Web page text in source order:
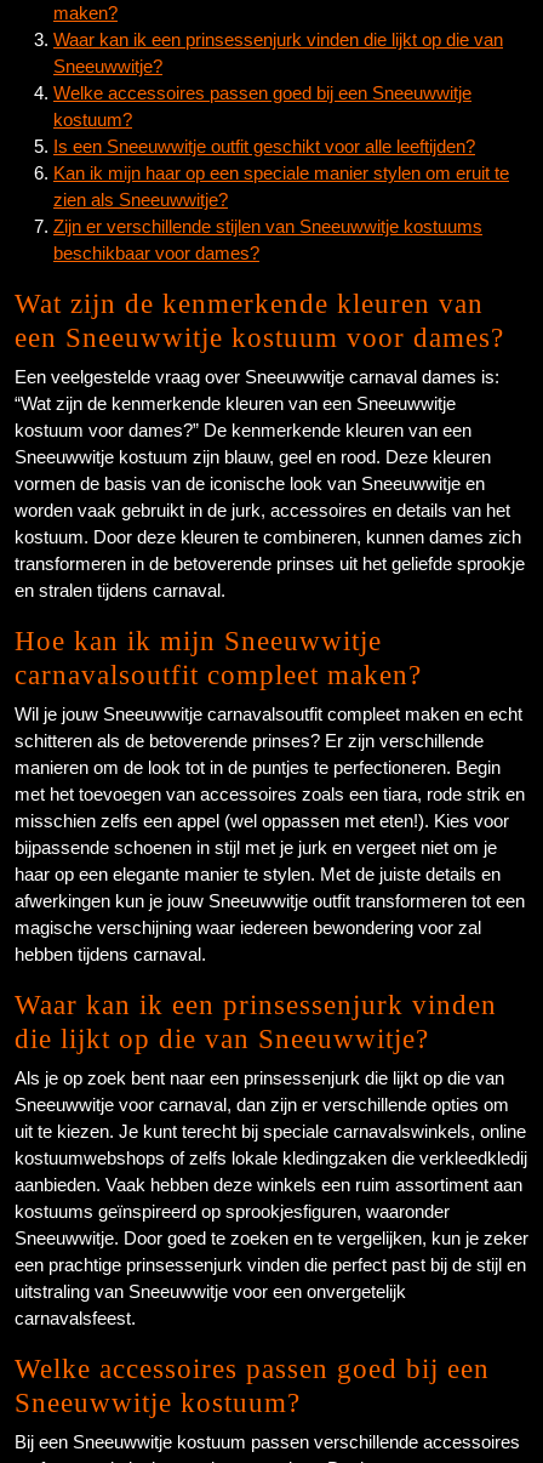
maken?
Waar kan ik een prinsessenjurk vinden die lijkt op die van
Sneeuwwitje?
Welke accessoires passen goed bij een Sneeuwwitje
kostuum?
Is een Sneeuwwitje outfit geschikt voor alle leeftijden?
Kan ik mijn haar op een speciale manier stylen om eruit te
zien als Sneeuwwitje?
Zijn er verschillende stijlen van Sneeuwwitje kostuums
beschikbaar voor dames?
Wat zijn de kenmerkende kleuren van
een Sneeuwwitje kostuum voor dames?
Een veelgestelde vraag over Sneeuwwitje carnaval dames is:
“Wat zijn de kenmerkende kleuren van een Sneeuwwitje
kostuum voor dames?” De kenmerkende kleuren van een
Sneeuwwitje kostuum zijn blauw, geel en rood. Deze kleuren
vormen de basis van de iconische look van Sneeuwwitje en
worden vaak gebruikt in de jurk, accessoires en details van het
kostuum. Door deze kleuren te combineren, kunnen dames zich
transformeren in de betoverende prinses uit het geliefde sprookje
en stralen tijdens carnaval.
Hoe kan ik mijn Sneeuwwitje
carnavalsoutfit compleet maken?
Wil je jouw Sneeuwwitje carnavalsoutfit compleet maken en echt
schitteren als de betoverende prinses? Er zijn verschillende
manieren om de look tot in de puntjes te perfectioneren. Begin
met het toevoegen van accessoires zoals een tiara, rode strik en
misschien zelfs een appel (wel oppassen met eten!). Kies voor
bijpassende schoenen in stijl met je jurk en vergeet niet om je
haar op een elegante manier te stylen. Met de juiste details en
afwerkingen kun je jouw Sneeuwwitje outfit transformeren tot een
magische verschijning waar iedereen bewondering voor zal
hebben tijdens carnaval.
Waar kan ik een prinsessenjurk vinden
die lijkt op die van Sneeuwwitje?
Als je op zoek bent naar een prinsessenjurk die lijkt op die van
Sneeuwwitje voor carnaval, dan zijn er verschillende opties om
uit te kiezen. Je kunt terecht bij speciale carnavalswinkels, online
kostuumwebshops of zelfs lokale kledingzaken die verkleedkledij
aanbieden. Vaak hebben deze winkels een ruim assortiment aan
kostuums geïnspireerd op sprookjesfiguren, waaronder
Sneeuwwitje. Door goed te zoeken en te vergelijken, kun je zeker
een prachtige prinsessenjurk vinden die perfect past bij de stijl en
uitstraling van Sneeuwwitje voor een onvergetelijk
carnavalsfeest.
Welke accessoires passen goed bij een
Sneeuwwitje kostuum?
Bij een Sneeuwwitje kostuum passen verschillende accessoires